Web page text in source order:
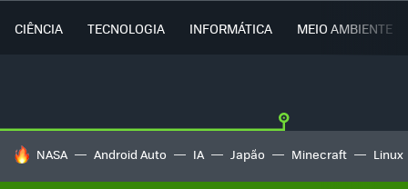
CIÊNCIA TECNOLOGIA INFORMÁTICA MEIO AMBIENTE
TENDÊNCIAS DO DIA
NASA Android Auto IA Japão Minecraft Linux